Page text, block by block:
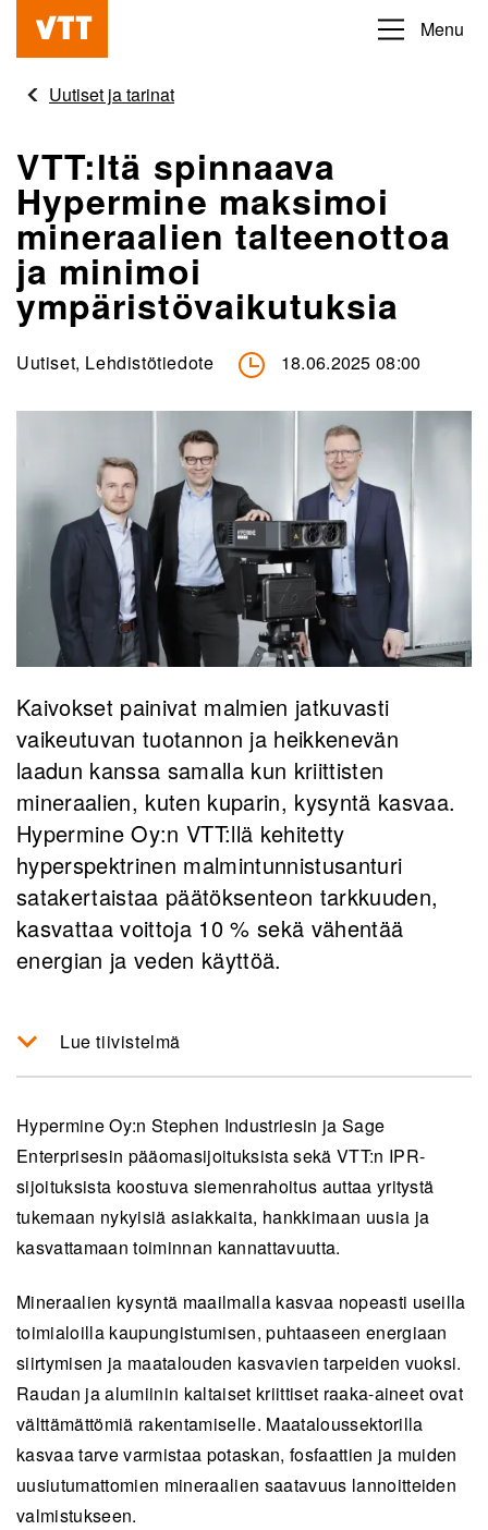
Hyppää
pääsisältöön
Beyond
obvious
Menu
Uutiset ja tarinat
VTT:ltä spinnaava
Hypermine maksimoi
mineraalien talteenottoa
ja minimoi
ympäristövaikutuksia
Uutiset, Lehdistötiedote 18.06.2025 08:00
Kaivokset painivat malmien jatkuvasti
vaikeutuvan tuotannon ja heikkenevän
laadun kanssa samalla kun kriittisten
mineraalien, kuten kuparin, kysyntä kasvaa.
Hypermine Oy:n VTT:llä kehitetty
hyperspektrinen malmintunnistusanturi
satakertaistaa päätöksenteon tarkkuuden,
kasvattaa voittoja 10 % sekä vähentää
energian ja veden käyttöä.
Lue tiivistelmä
teknologian, joka maksimoiden mineraalien
talteenoton ja minimoivat ympäristövaikutukset
käyttämällä lasertekniikkaa, hyperspektristä
tunnistusta ja koneoppimisalgoritmeja.
Teknologia mahdollistaa kaivostoiminnan
ympäristövaikutusten vähentämisen 3–10 %
tehokkaammalla mineraalien lajittelulla ja
energian, veden ja happojen käytön
vähentämisellä.
Pilottihankkeita Hypermine-teknologian
soveltamiseksi on käynnissä useissa maissa, ja
sillä on suuri markkinapotentiaali
Hypermine Oy:n Stephen Industriesin ja Sage
Enterprisesin pääomasijoituksista sekä VTT:n IPR-
sijoituksista koostuva siemenrahoitus auttaa yritystä
tukemaan nykyisiä asiakkaita, hankkimaan uusia ja
kasvattamaan toiminnan kannattavuutta.
Mineraalien kysyntä maailmalla kasvaa nopeasti useilla
toimialoilla kaupungistumisen, puhtaaseen energiaan
siirtymisen ja maatalouden kasvavien tarpeiden vuoksi.
Raudan ja alumiinin kaltaiset kriittiset raaka-aineet ovat
välttämättömiä rakentamiselle. Maataloussektorilla
kasvaa tarve varmistaa potaskan, fosfaattien ja muiden
uusiutumattomien mineraalien saatavuus lannoitteiden
valmistukseen.